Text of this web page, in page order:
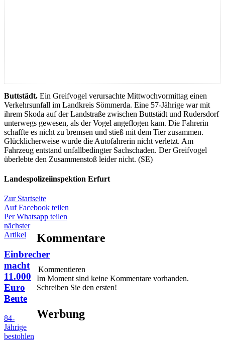
Buttstädt. Ein Greifvogel verursachte Mittwochvormittag einen
Verkehrsunfall im Landkreis Sömmerda. Eine 57-Jährige war mit
ihrem Skoda auf der Landstraße zwischen Buttstädt und Rudersdorf
unterwegs gewesen, als der Vogel angeflogen kam. Die Fahrerin
schaffte es nicht zu bremsen und stieß mit dem Tier zusammen.
Glücklicherweise wurde die Autofahrerin nicht verletzt. Am
Fahrzeug entstand unfallbedingter Sachschaden. Der Greifvogel
überlebte den Zusammenstoß leider nicht. (SE)
Landespolizeiinspektion Erfurt
Zur Startseite
Auf Facebook teilen
Per Whatsapp teilen
nächster
Artikel
Einbrecher
macht
11.000
Euro
Beute
84-
Jährige
bestohlen
Kommentare
Kommentieren
Im Moment sind keine Kommentare vorhanden.
Schreiben Sie den ersten!
Werbung